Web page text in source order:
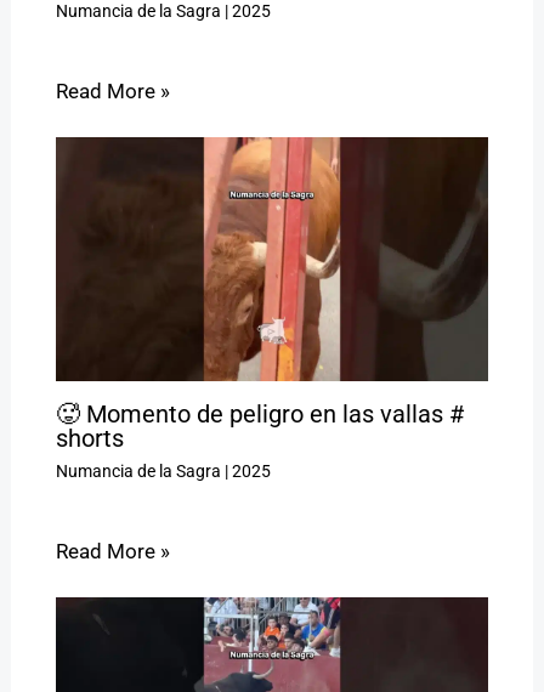
Numancia de la Sagra |2025
Read More »
🥵 Momento de peligro en las vallas #
shorts
Numancia de la Sagra |2025
Read More »